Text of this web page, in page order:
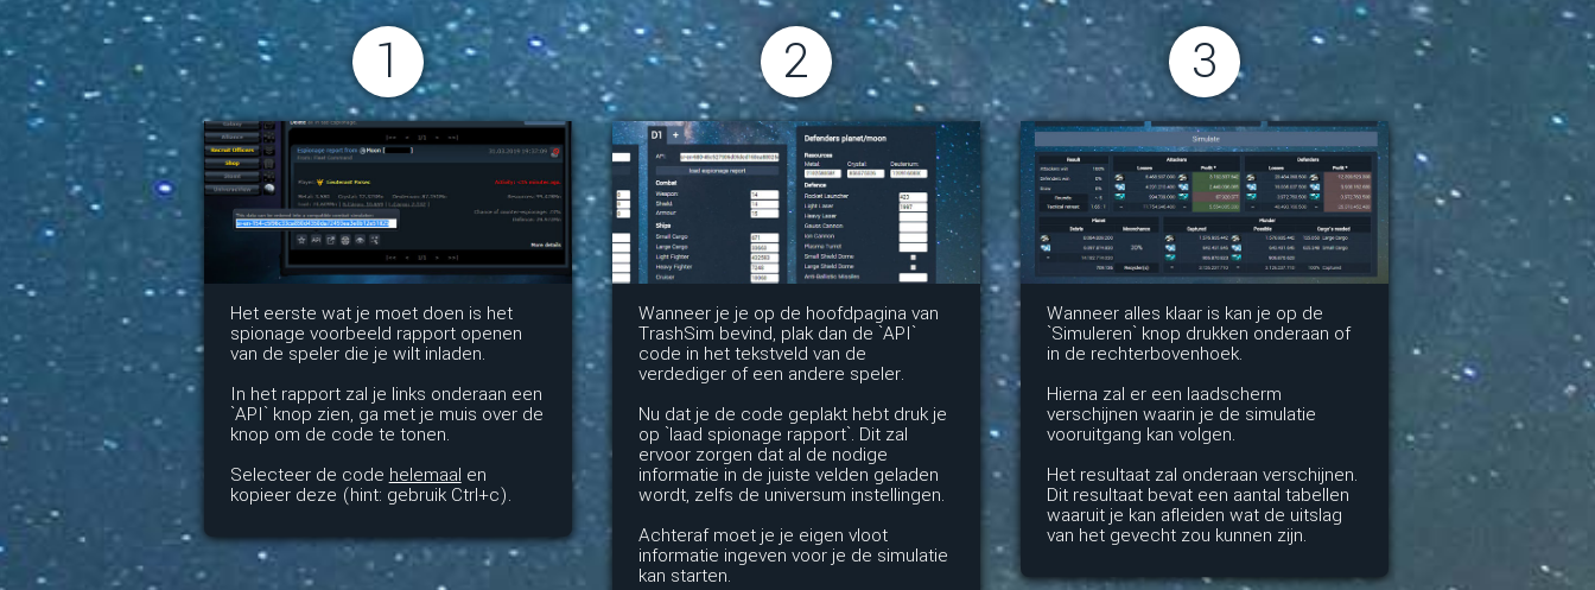
1
Het eerste wat je moet doen is het
spionage voorbeeld rapport openen
van de speler die je wilt inladen.
In het rapport zal je links onderaan een
`API` knop zien, ga met je muis over de
knop om de code te tonen.
Selecteer de code helemaal en
kopieer deze (hint: gebruik Ctrl+c).
2
Wanneer je je op de hoofdpagina van
TrashSim bevind, plak dan de `API`
code in het tekstveld van de
verdediger of een andere speler.
Nu dat je de code geplakt hebt druk je
op `laad spionage rapport`. Dit zal
ervoor zorgen dat al de nodige
informatie in de juiste velden geladen
wordt, zelfs de universum instellingen.
Achteraf moet je je eigen vloot
informatie ingeven voor je de simulatie
kan starten.
3
Wanneer alles klaar is kan je op de
`Simuleren` knop drukken onderaan of
in de rechterbovenhoek.
Hierna zal er een laadscherm
verschijnen waarin je de simulatie
vooruitgang kan volgen.
Het resultaat zal onderaan verschijnen.
Dit resultaat bevat een aantal tabellen
waaruit je kan afleiden wat de uitslag
van het gevecht zou kunnen zijn.